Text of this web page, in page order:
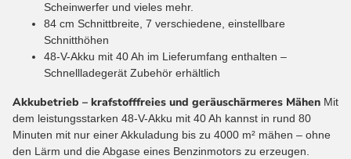
Scheinwerfer und vieles mehr.
84 cm Schnittbreite, 7 verschiedene, einstellbare
Schnitthöhen
48-V-Akku mit 40 Ah im Lieferumfang enthalten –
Schnellladegerät Zubehör erhältlich
Akkubetrieb – krafstofffreies und geräuschärmeres Mähen Mit
dem leistungsstarken 48-V-Akku mit 40 Ah kannst in rund 80
Minuten mit nur einer Akkuladung bis zu 4000 m² mähen – ohne
den Lärm und die Abgase eines Benzinmotors zu erzeugen.